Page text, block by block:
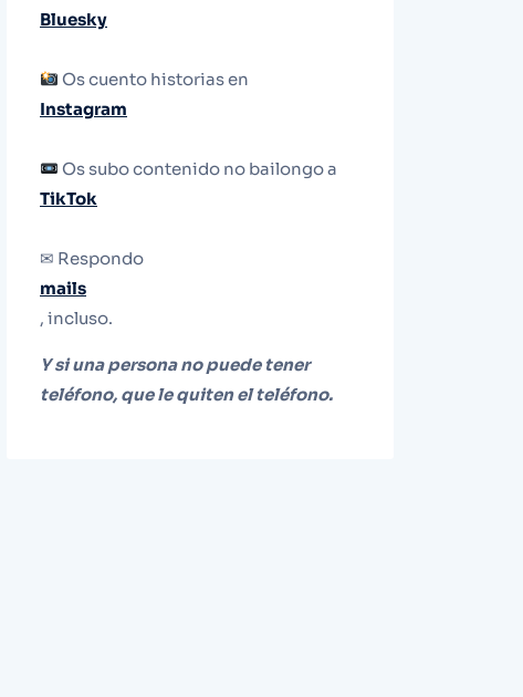
Bluesky
Os cuento historias en
Instagram
Os subo contenido no bailongo a
TikTok
✉ Respondo
mails
, incluso.
Y si una persona no puede tener
teléfono, que le quiten el teléfono.